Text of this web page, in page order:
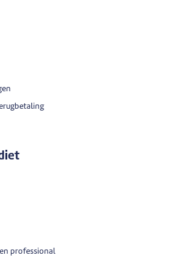
professional